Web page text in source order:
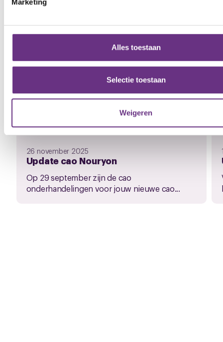
analyseren. Ook delen we informatie over uw gebruik van
u aan ze heeft verstrekt of die ze hebben verzameld op
U kunt uw toestemming op elk moment wijzigen of intrekken
cookieverklaring
instellingenicoontje linksonder op de pagina.
Alles toestaan
Selectie toestaan
Weigeren
26 november 2025
Update cao Nouryon
Op 29 september zijn de cao
onderhandelingen voor jouw nieuwe cao...